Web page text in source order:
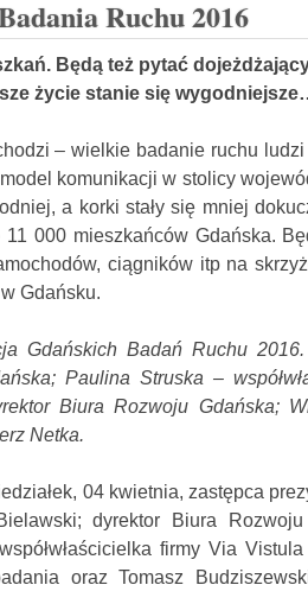
Ruchu 2016
Będą też pytać
życie stanie się
– wielkie badanie ruchu ludzi
komunikacji w stolicy
a korki stały się mniej
000 mieszkańców Gdańska.
ciągników itp na
Gdańsku.
Gdańskich Badań Ruchu
Paulina Struska –
Biura Rozwoju Gdańska;
Netka.
04 kwietnia, zastępca
dyrektor Biura
firmy Via
oraz Tomasz